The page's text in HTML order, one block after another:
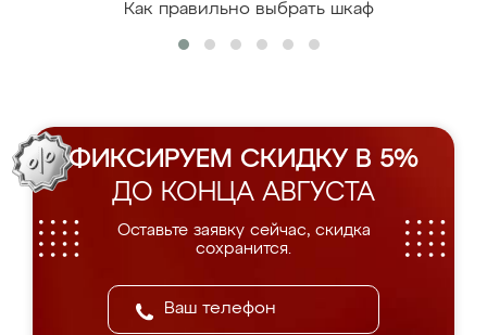
Как правильно выбрать шкаф
ФИКСИРУЕМ СКИДКУ В 5%
ДО КОНЦА АВГУСТА
Оставьте заявку сейчас, скидка
сохранится.